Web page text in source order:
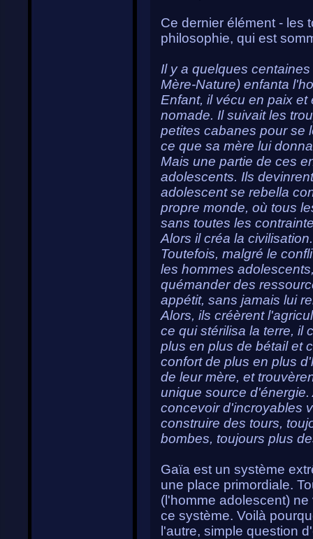
Ce dernier élément - les
philosophie, qui est
Il y a quelques
Mère-Nature) enfanta
Enfant, il vécu en paix
nomade. Il suivait les
petites cabanes pour se
ce que sa mère lui
Mais une partie de ces
adolescents. Ils
adolescent se rebella
propre monde, où tous
sans toutes les
Alors il créa la civilisation.
Toutefois, malgré le
les hommes
quémander des
appétit, sans jamais lui
Alors, ils créèrent
ce qui stérilisa la terre, il
plus en plus de bétail et
confort de plus en plus
de leur mère, et
unique source
concevoir d'incroyables
construire des tours,
bombes, toujours plus
Gaïa est un système
une place primordiale.
(l'homme adolescent)
ce système. Voilà
l'autre, simple question